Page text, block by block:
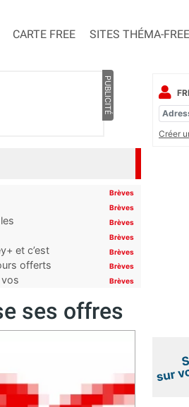
CARTE FREE SITES THÉMA-FREE
PUBLICITÉ
Brèves
Brèves
Brèves
Brèves
et c’est
Brèves
offerts Brèves
Brèves
ses offres
Créer